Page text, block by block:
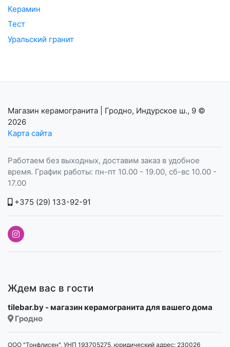
Керамин
Тест
Уральский гранит
Магазин керамогранита | Гродно, Индурское ш., 9 ©
2026
Карта сайта
Работаем без выходных, доставим заказ в удобное
время. График работы: пн-пт 10.00 - 19.00, сб-вс 10.00 -
17.00
+375 (29) 133-92-91
Ждем вас в гости
tilebar.by - магазин керамогранита для вашего дома
Гродно
ООО "Тонфлисен", УНП 193705275, юридический адрес: 230026